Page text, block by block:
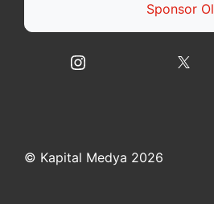
Sponsor Ol
© Kapital Medya 2026